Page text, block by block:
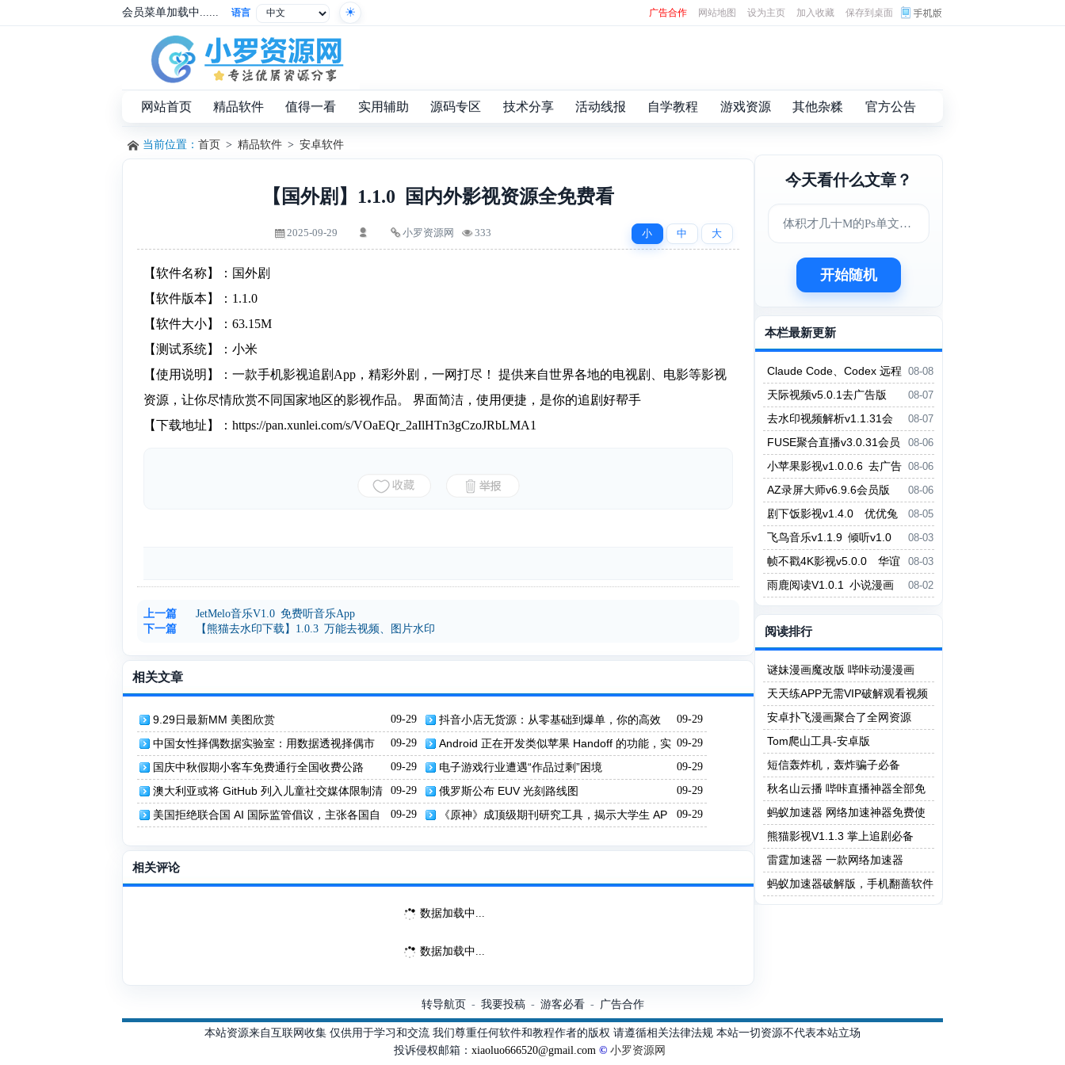
会员菜单加载中...... 语言 广告合作 网站地图 设为主页 加入收藏 保存到桌面
网站首页 精品软件 值得一看 实用辅助 源码专区 技术分享 活动线报 自学教程 游戏资源 其他杂糅 官方公告
当前位置： 首页 > 精品软件 > 安卓软件
【国外剧】1.1.0 国内外影视资源全免费看
小 中 大
2025-09-29 小罗资源网 333
【软件名称】：国外剧
【软件版本】：1.1.0
【软件大小】：63.15M
【测试系统】：小米
【使用说明】：一款手机影视追剧App，精彩外剧，一网打尽！ 提供来自世界各地的电视剧、电影等影视
资源，让你尽情欣赏不同国家地区的影视作品。 界面简洁，使用便捷，是你的追剧好帮手
【下载地址】：https://pan.xunlei.com/s/VOaEQr_2aIlHTn3gCzoJRbLMA1
上一篇
JetMelo音乐V1.0 免费听音乐App
下一篇
【熊猫去水印下载】1.0.3 万能去视频、图片水印
相关文章
09-29
9.29日最新MM 美图欣赏 09-29
抖音小店无货源：从零基础到爆单，你的高效
运营指南！
09-29
中国女性择偶数据实验室：用数据透视择偶市
场
09-29
Android 正在开发类似苹果 Handoff 的功能，实
现设备间任务无缝切换
09-29
国庆中秋假期小客车免费通行全国收费公路 09-29
电子游戏行业遭遇“作品过剩”困境
09-29
澳大利亚或将 GitHub 列入儿童社交媒体限制清
单
09-29
俄罗斯公布 EUV 光刻路线图
09-29
美国拒绝联合国 AI 国际监管倡议，主张各国自
09-29
《原神》成顶级期刊研究工具，揭示大学生 AP
相关评论
数据加载中...
数据加载中...
今天看什么文章？
体积才几十M的Ps单文件版
开始随机
本栏最新更新
08-08
Claude Code、Codex 远程
控制工具，用手机管理 AI Agent
08-07
天际视频v5.0.1去广告版
云朵影视v1.9.0去广告版
08-07
去水印视频解析v1.1.31会
员版 抖音等平台无水印下载
08-06
FUSE聚合直播v3.0.31会员
版 虎牙斗鱼抖音快手哔哩哔哩YY
直播等
08-06
小苹果影视v1.0.0.6 去广告
版 小草影视v2.5.7
08-06
AZ录屏大师v6.9.6会员版
支持1080P/60fps录制 剪辑功能
08-05
剧下饭影视v1.4.0 优优兔
影视v5.1.3
08-03
飞鸟音乐v1.1.9 倾听v1.0
无损音乐免费听免费下载
08-03
帧不戳4K影视v5.0.0 华谊
影视v6.0.0.1
08-02
雨鹿阅读V1.0.1 小说漫画
二合一阅读App
阅读排行
谜妹漫画魔改版 哔咔动漫漫画
天天练APP无需VIP破解观看视频
做题版本
安卓扑飞漫画聚合了全网资源
Tom爬山工具-安卓版
短信轰炸机，轰炸骗子必备
秋名山云播 哔咔直播神器全部免
费
蚂蚁加速器 网络加速神器免费使
用
熊猫影视V1.1.3 掌上追剧必备
雷霆加速器 一款网络加速器
蚂蚁加速器破解版，手机翻蔷软件
转导航页 - 我要投稿- 游客必看- 广告合作
本站资源来自互联网收集 仅供用于学习和交流 我们尊重任何软件和教程作者的版权 请遵循相关法律法规 本站一切资源不代表本站立场
投诉侵权邮箱： xiaoluo666520@gmail.com © 小罗资源网